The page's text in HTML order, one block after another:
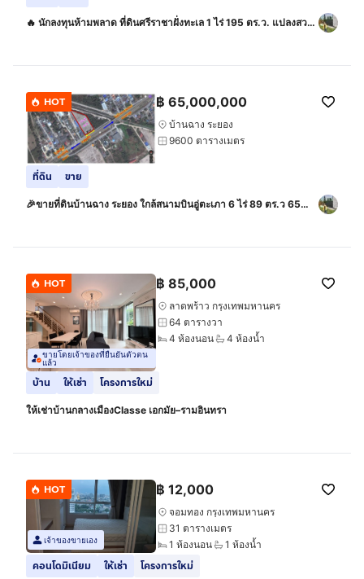
🔥 นักลงทุนห้ามพลาด ที่ดินศรีราชาฝั่งทะเล 1 ไร่ 195 ตร.ว. แปลงสวย
HOT ฿ 65,000,000
บ้านฉาง ระยอง
9600 ตารางเมตร
ที่ดิน ขาย
🎉ขายที่ดินบ้านฉาง ระยอง ใกล้สนามบินอู่ตะเภา 6 ไร่ 89 ตร.ว 65
HOT
ขายโดยเจ้าของที่ยืนยันตัวตน
แล้ว
฿ 85,000
ลาดพร้าว กรุงเทพมหานคร
64 ตารางวา
4 ห้องนอน
4 ห้องน้ำ
บ้าน ให้เช่า โครงการใหม่
ให้เช่าบ้านกลางเมืองClasse เอกมัย–รามอินทรา
HOT
เจ้าของขายเอง
฿ 12,000
จอมทอง กรุงเทพมหานคร
31 ตารางเมตร
1 ห้องนอน
1 ห้องน้ำ
คอนโดมิเนียม ให้เช่า โครงการใหม่